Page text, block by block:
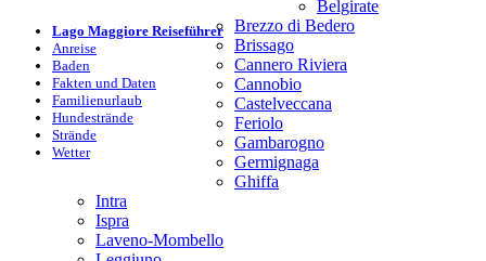
Lago Maggiore Reiseführer
Anreise
Baden
Fakten und Daten
Familienurlaub
Hundestrände
Strände
Wetter
Belgirate
Brezzo di Bedero
Brissago
Cannero Riviera
Cannobio
Castelveccana
Feriolo
Gambarogno
Germignaga
Ghiffa
Intra
Ispra
Laveno-Mombello